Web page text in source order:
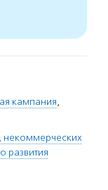
кампания,
некоммерческих
развития